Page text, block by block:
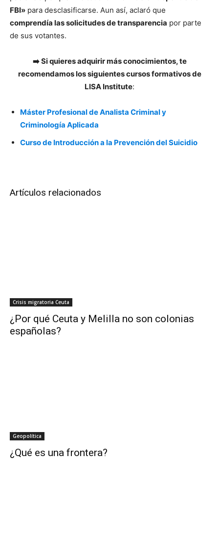
FBI» para desclasificarse. Aun así, aclaró que
comprendía las solicitudes de transparencia por parte
de sus votantes.
➡️ Si quieres adquirir más conocimientos, te
recomendamos los siguientes cursos formativos de
LISA Institute:
Máster Profesional de Analista Criminal y
Criminología Aplicada
Curso de Introducción a la Prevención del Suicidio
Artículos relacionados
Crisis migratoria Ceuta
¿Por qué Ceuta y Melilla no son colonias
españolas?
Geopolítica
¿Qué es una frontera?